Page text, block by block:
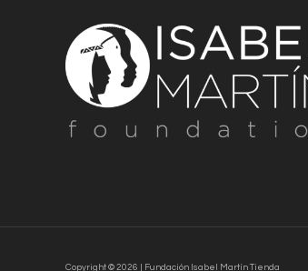
Copyright © 2026 | Fundación Isabel Martín Tienda